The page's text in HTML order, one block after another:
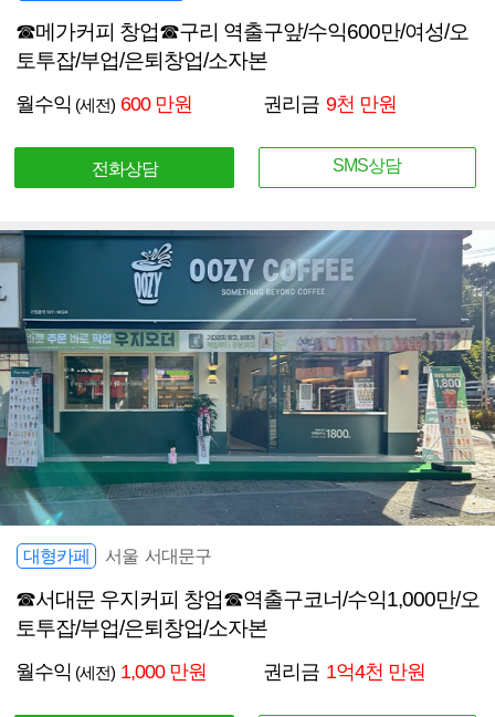
☎메가커피 창업☎구리 역출구앞/수익600만/여성/오
토투잡/부업/은퇴창업/소자본
월수익 (세전) 600 만원 권리금 9천 만원
전화상담 SMS상담
대형카페 서울 서대문구
☎서대문 우지커피 창업☎역출구코너/수익1,000만/오
토투잡/부업/은퇴창업/소자본
월수익 (세전) 1,000 만원 권리금 1억4천 만원